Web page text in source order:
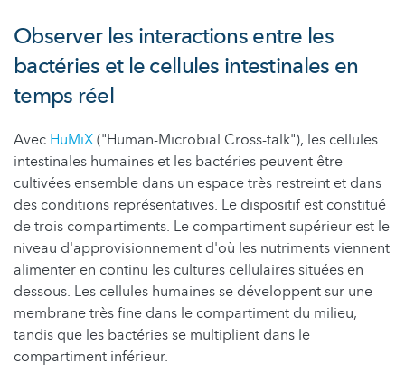
Observer les interactions entre les
bactéries et le cellules intestinales en
temps réel
Avec HuMiX("Human-Microbial Cross-talk"), les cellules
intestinales humaines et les bactéries peuvent être
cultivées ensemble dans un espace très restreint et dans
des conditions représentatives. Le dispositif est constitué
de trois compartiments. Le compartiment supérieur est le
niveau d'approvisionnement d'où les nutriments viennent
alimenter en continu les cultures cellulaires situées en
dessous. Les cellules humaines se développent sur une
membrane très fine dans le compartiment du milieu,
tandis que les bactéries se multiplient dans le
compartiment inférieur.